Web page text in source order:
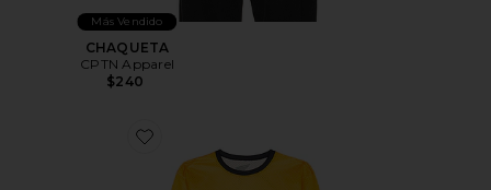
Más Vendido
CHAQUETA
CPTN Apparel
$240
Favorite CAMISETA DE CARRERA